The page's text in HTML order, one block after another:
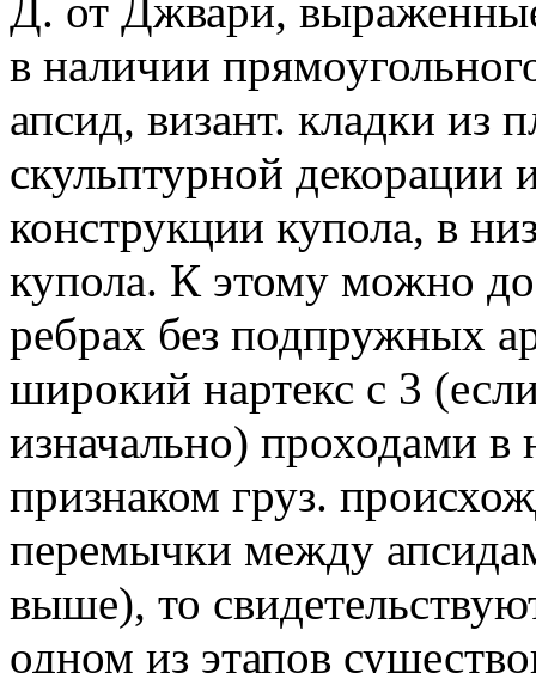
Д. от Джвари, выраженные
в наличии
апсид, визант. кладки из
скульптурной
конструкции купола, в
купола. К этому можно
ребрах без подпружных
широкий нартекс с 3
изначально) проходами в
признаком груз.
перемычки между
выше), то
одном из этапов